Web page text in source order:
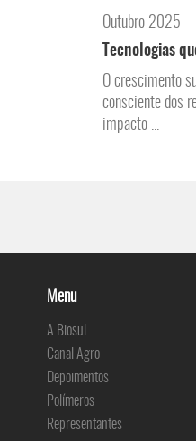
Outubro 2025
Tecnologias
O crescimento
consciente dos
impacto ...
Menu
A Biosul
Canal Agro
Depoimentos
Polímeros
Representantes